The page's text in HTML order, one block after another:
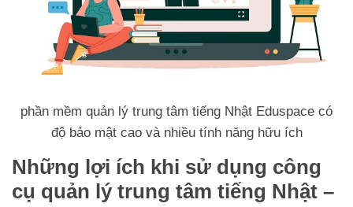
phần mềm quản lý trung tâm tiếng Nhật Eduspace có
độ bảo mật cao và nhiều tính năng hữu ích
Những lợi ích khi sử dụng công
cụ quản lý trung tâm tiếng Nhật –